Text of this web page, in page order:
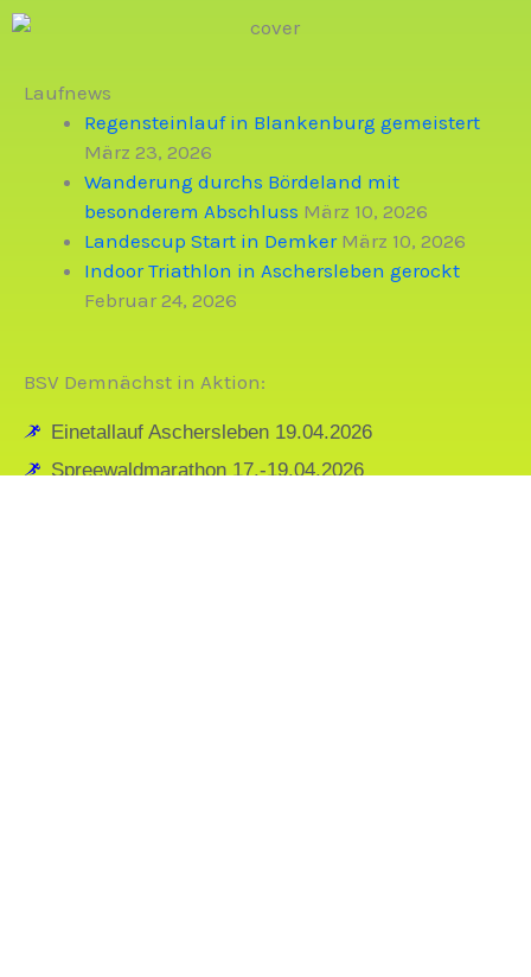
Laufnews
Regensteinlauf in Blankenburg gemeistert
März 23, 2026
Wanderung durchs Bördeland mit
besonderem Abschluss März 10, 2026
Landescup Start in Demker März 10, 2026
Indoor Triathlon in Aschersleben gerockt
Februar 24, 2026
BSV Demnächst in Aktion:
Einetallauf Aschersleben 19.04.2026
Spreewaldmarathon 17.-19.04.2026